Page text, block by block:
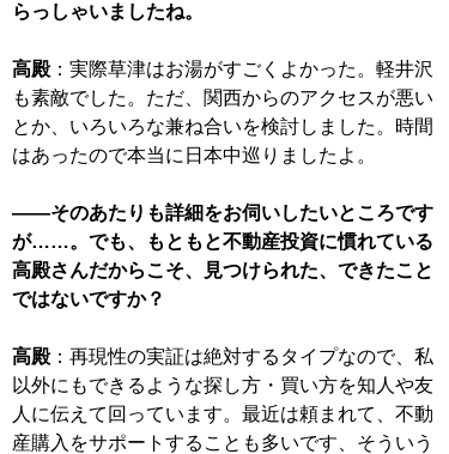
らっしゃいましたね。
高殿：実際草津はお湯がすごくよかった。軽井沢
も素敵でした。ただ、関西からのアクセスが悪い
とか、いろいろな兼ね合いを検討しました。時間
はあったので本当に日本中巡りましたよ。
――そのあたりも詳細をお伺いしたいところです
が……。でも、もともと不動産投資に慣れている
高殿さんだからこそ、見つけられた、できたこと
ではないですか？
高殿：再現性の実証は絶対するタイプなので、私
以外にもできるような探し方・買い方を知人や友
人に伝えて回っています。最近は頼まれて、不動
産購入をサポートすることも多いです、そういう